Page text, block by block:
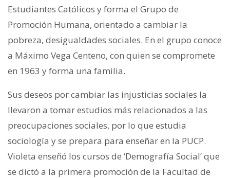
Estudiantes Católicos y forma el Grupo de
Promoción Humana, orientado a cambiar la
pobreza, desigualdades sociales. En el grupo conoce
a Máximo Vega Centeno, con quien se compromete
en 1963 y forma una familia.
Sus deseos por cambiar las injusticias sociales la
llevaron a tomar estudios más relacionados a las
preocupaciones sociales, por lo que estudia
sociología y se prepara para enseñar en la PUCP.
Violeta enseñó los cursos de ‘Demografía Social’ que
se dictó a la primera promoción de la Facultad de